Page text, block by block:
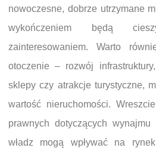
nowoczesne, dobrze utrzymane
wykończeniem będą
zainteresowaniem. Warto
otoczenie – rozwój
sklepy czy atrakcje turystyczne,
wartość nieruchomości.
prawnych dotyczących
władz mogą wpływać na